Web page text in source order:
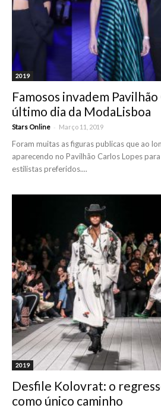
2019
Famosos invadem
último dia da ModaLisboa
Stars Online - Março 11, 2019
Foram muitas as figuras publicas que ao
aparecendo no Pavilhão Carlos Lopes
estilistas preferidos....
2019
Desfile Kolovrat: o
como único caminho